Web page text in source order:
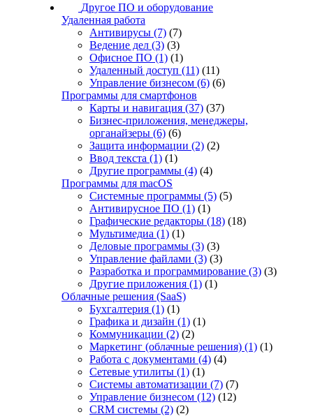
Другое ПО и оборудование
Удаленная работа
Антивирусы (7) (7)
Ведение дел (3) (3)
Офисное ПО (1) (1)
Удаленный доступ (11) (11)
Управление бизнесом (6) (6)
Программы для смартфонов
Карты и навигация (37) (37)
Бизнес-приложения, менеджеры,
органайзеры (6) (6)
Защита информации (2) (2)
Ввод текста (1) (1)
Другие программы (4) (4)
Программы для macOS
Системные программы (5) (5)
Антивирусное ПО (1) (1)
Графические редакторы (18) (18)
Мультимедиа (1) (1)
Деловые программы (3) (3)
Управление файлами (3) (3)
Разработка и программирование (3) (3)
Другие приложения (1) (1)
Облачные решения (SaaS)
Бухгалтерия (1) (1)
Графика и дизайн (1) (1)
Коммуникации (2) (2)
Маркетинг (облачные решения) (1) (1)
Работа с документами (4) (4)
Сетевые утилиты (1) (1)
Системы автоматизации (7) (7)
Управление бизнесом (12) (12)
CRM системы (2) (2)